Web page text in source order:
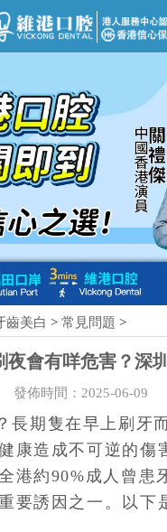
齒美白 >常見問題 >
夜會有咩危害？深
發佈時間：2025-06-09
長期隻在早上刷牙
康造成不可逆的傷
港約90%成人曾患
要誘因之一。以下